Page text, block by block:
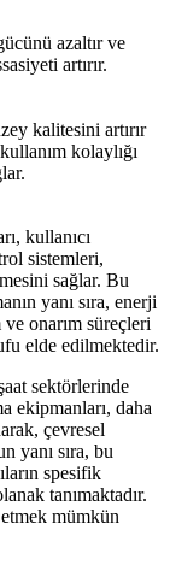
azaltır ve
artırır.
kalitesini artırır
kolaylığı
kullanıcı
sistemleri,
sağlar. Bu
yanı sıra, enerji
onarım süreçleri
elde edilmektedir.
sektörlerinde
ekipmanları, daha
çevresel
yanı sıra, bu
spesifik
tanımaktadır.
mümkün